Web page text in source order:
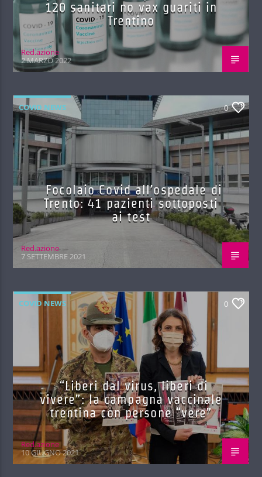
120 sanitari no vax guariti in
Trentino
Red.azione
2 MARZO 2022
COVID NEWS 0
Focolaio Covid all’ospedale di
Trento: 41 pazienti sottoposti
ai test
Red.azione
7 SETTEMBRE 2021
COVID NEWS 0
“Liberi dal virus, liberi di
vivere”: la campagna vaccinale
trentina con persone “vere”
Red.azione
10 GIUGNO 2021